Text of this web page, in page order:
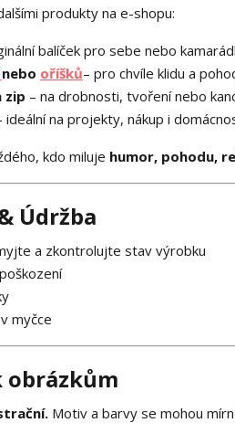
produkty na e-shopu:
balíček pro sebe nebo
nebo oříšků– pro chvíle klidu a
zip – na drobnosti, tvoření nebo
ideální na projekty, nákup i
kdo miluje humor, pohodu,
Údržba
a zkontrolujte stav výrobku
myčce
obrázkům
Motiv a barvy se mohou